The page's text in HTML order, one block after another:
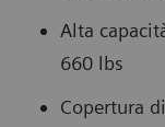
Alta
660 lbs
Copertura